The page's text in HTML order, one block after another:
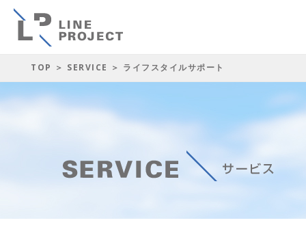
TOP ＞ SERVICE ＞ ライフスタイルサポート